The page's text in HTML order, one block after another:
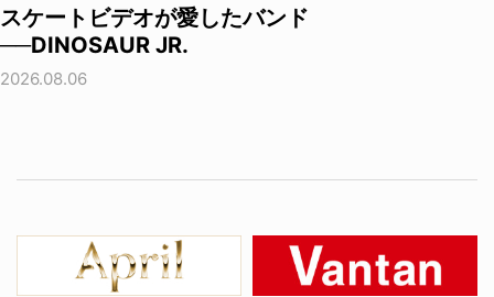
スケートビデオが愛したバンド
──DINOSAUR JR.
2026.08.06